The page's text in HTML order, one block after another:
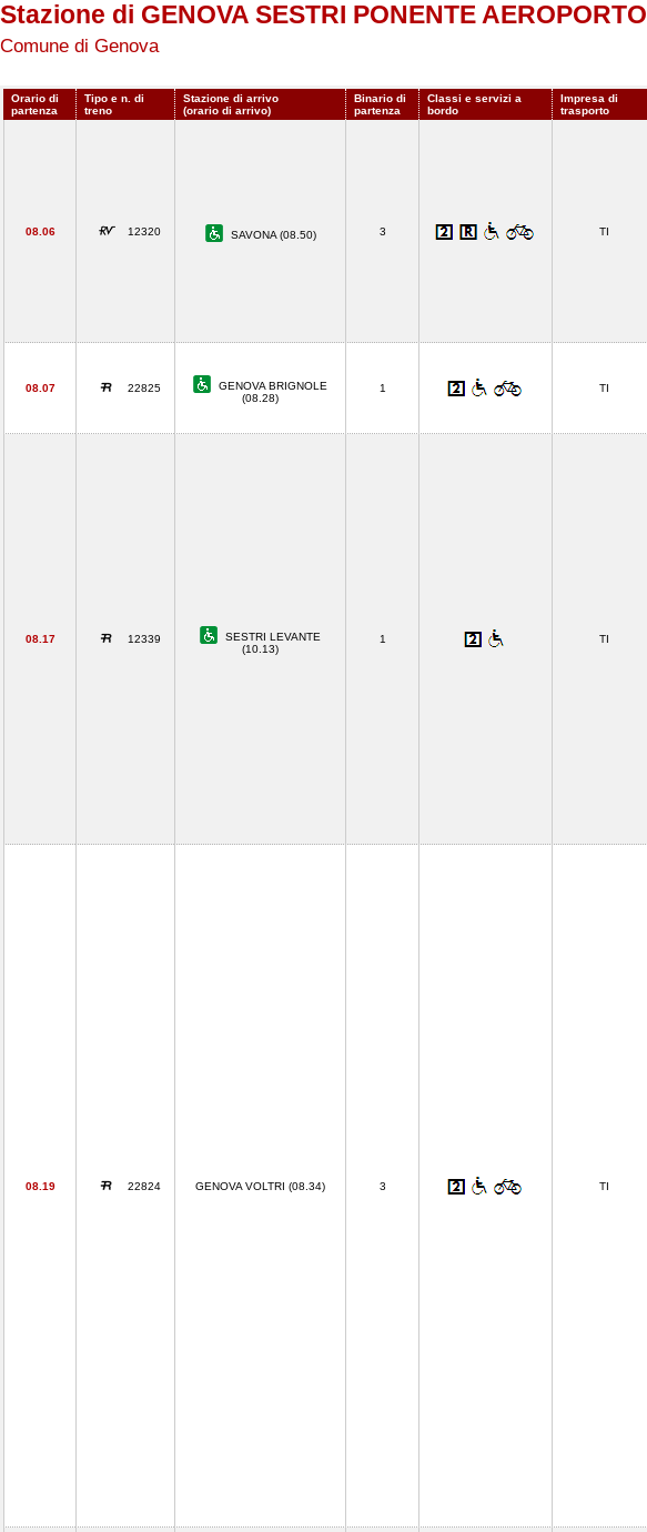
Stazione di GENOVA SESTRI PONENTE AEROPORTO
Comune di Genova
Orario di
partenza
Tipo e n. di
treno
Stazione di arrivo
(orario di arrivo)
Binario di
partenza
Classi e servizi a
bordo
Impresa di
trasporto
08.06 12320 SAVONA (08.50) 3 TI
08.07 22825
GENOVA BRIGNOLE
(08.28)
1 TI
08.17 12339
SESTRI LEVANTE
(10.13)
1 TI
08.19 22824 GENOVA VOLTRI (08.34) 3 TI